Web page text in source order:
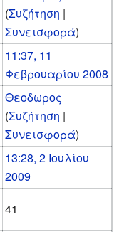
(Συζήτηση |
Συνεισφορά)
11:37, 11
Φεβρουαρίου 2008
Θεοδωρος
(Συζήτηση |
Συνεισφορά)
13:28, 2 Ιουλίου
2009
41